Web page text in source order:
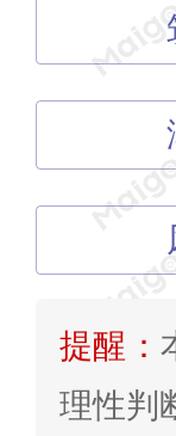
提醒：
理性判